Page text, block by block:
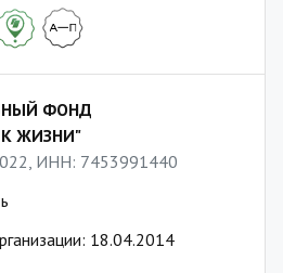
ФОНД
ЖИЗНИ"
ИНН: 7453991440
18.04.2014